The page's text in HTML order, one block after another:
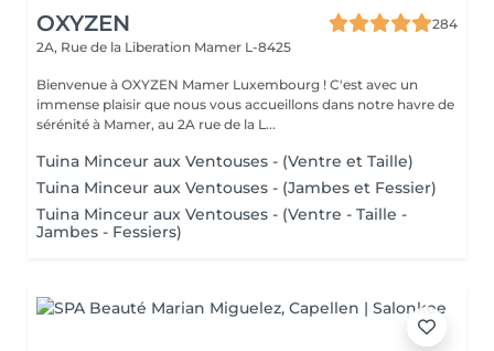
OXYZEN
284
2A, Rue de la Liberation Mamer L-8425
Bienvenue à OXYZEN Mamer Luxembourg ! C'est avec un
immense plaisir que nous vous accueillons dans notre havre de
sérénité à Mamer, au 2A rue de la L...
Tuina Minceur aux Ventouses - (Ventre et Taille)
Tuina Minceur aux Ventouses - (Jambes et Fessier)
Tuina Minceur aux Ventouses - (Ventre - Taille -
Jambes - Fessiers)